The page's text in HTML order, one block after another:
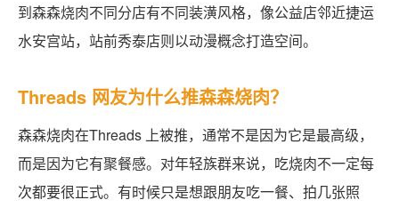
到森森烧肉不同分店有不同装潢风格，像公益店邻近捷运
水安宫站，站前秀泰店则以动漫概念打造空间。
Threads 网友为什么推森森烧肉？
森森烧肉在Threads 上被推，通常不是因为它是最高级，
而是因为它有聚餐感。对年轻族群来说，吃烧肉不一定每
次都要很正式。有时候只是想跟朋友吃一餐、拍几张照